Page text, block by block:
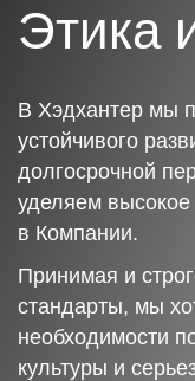
Этика
В Хэдхантер мы
устойчивого
долгосрочной
уделяем
в Компании.
Принимая и
стандарты, мы
необходимости
культуры и